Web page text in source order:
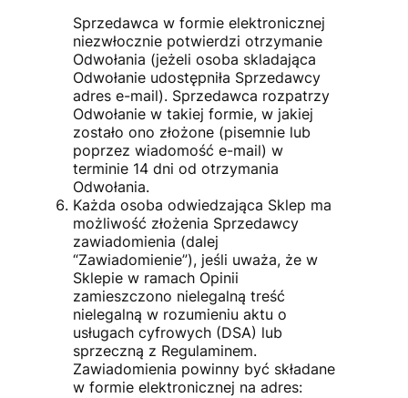
Sprzedawca w formie elektronicznej
niezwłocznie potwierdzi otrzymanie
Odwołania (jeżeli osoba skladająca
Odwołanie udostępniła Sprzedawcy
adres e-mail). Sprzedawca rozpatrzy
Odwołanie w takiej formie, w jakiej
zostało ono złożone (pisemnie lub
poprzez wiadomość e-mail) w
terminie 14 dni od otrzymania
Odwołania.
Każda osoba odwiedzająca Sklep ma
możliwość złożenia Sprzedawcy
zawiadomienia (dalej
“Zawiadomienie”), jeśli uważa, że w
Sklepie w ramach Opinii
zamieszczono nielegalną treść
nielegalną w rozumieniu aktu o
usługach cyfrowych (DSA) lub
sprzeczną z Regulaminem.
Zawiadomienia powinny być składane
w formie elektronicznej na adres: